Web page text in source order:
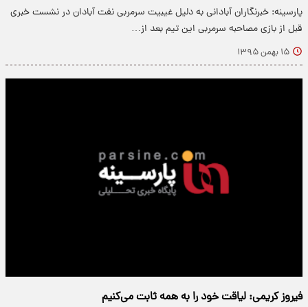
پارسینه: خبرنگاران آبادانی به دلیل غیبیت سرمربی نفت آبادان در نشست خبری
قبل از بازی مصاحبه سرمربی این تیم بعد از…
۱۵ بهمن ۱۳۹۵
فیروز کریمی: لیاقت خود را به همه ثابت می‌کنیم